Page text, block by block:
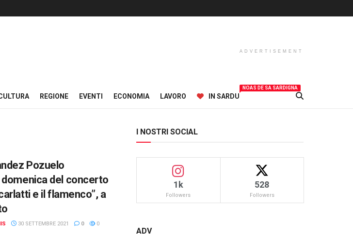
ADVERTISEMENT
REGIONE EVENTI ECONOMIA LAVORO IN SARDU
NOAS DE SA SARDIGNA
Pozuelo
del concerto
e il flamenco”, a
30 SETTEMBRE 2021 0 0
I NOSTRI SOCIAL
1k
Followers
528
Followers
ADV